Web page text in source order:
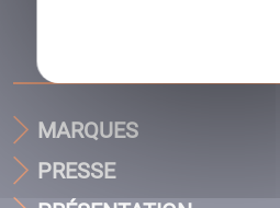
MARQUES
PRESSE